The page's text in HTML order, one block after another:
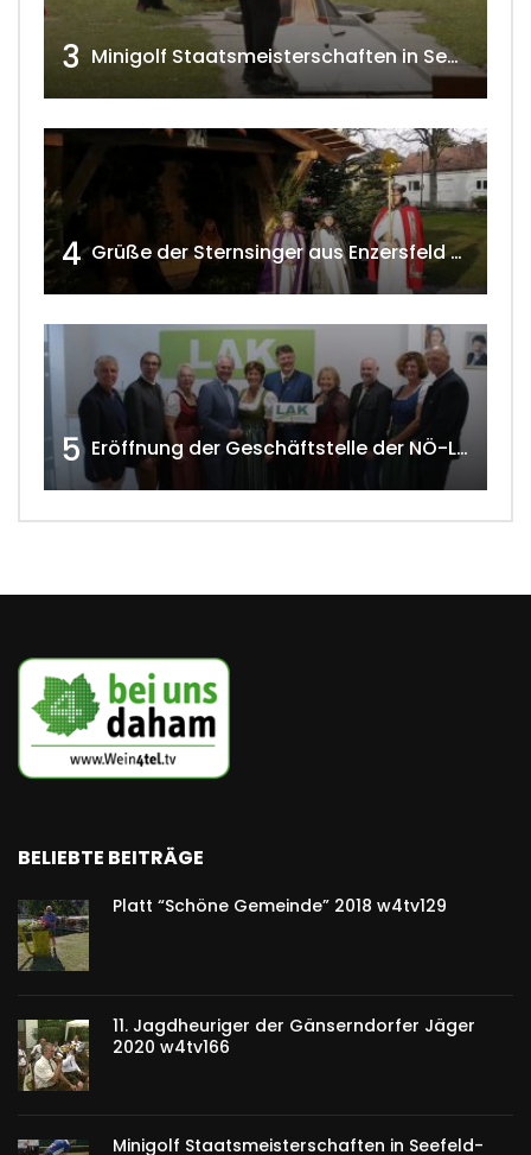
3 Minigolf Staatsmeisterschaften in Seefeld-Kadolz w4tv174
4 Grüße der Sternsinger aus Enzersfeld – Klein-Engersdorf 2021 w4tv169
5 Eröffnung der Geschäftstelle der NÖ-Landarbeiterkammer in Mistelbach w4tv174
BELIEBTE BEITRÄGE
Platt “Schöne Gemeinde” 2018 w4tv129
11. Jagdheuriger der Gänserndorfer Jäger
2020 w4tv166
Minigolf Staatsmeisterschaften in Seefeld-